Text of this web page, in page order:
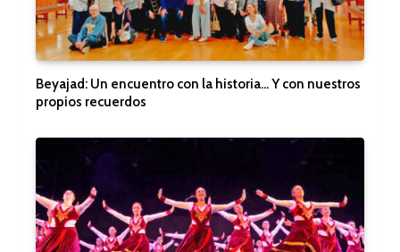
Beyajad: Un encuentro con la historia… Y con nuestros
propios recuerdos